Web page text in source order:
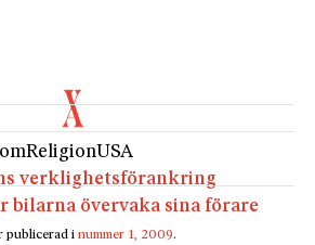
ReligionUSA
verklighetsförankring
bilarna övervaka sina förare
publicerad inummer 1, 2009.